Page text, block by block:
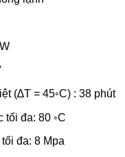
(∆T = 45◦C) : 38 phút
tối đa: 80 ◦C
đa: 8 Mpa